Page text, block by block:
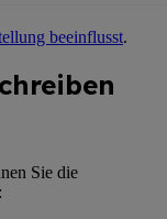
beeinflusst.
Sie die